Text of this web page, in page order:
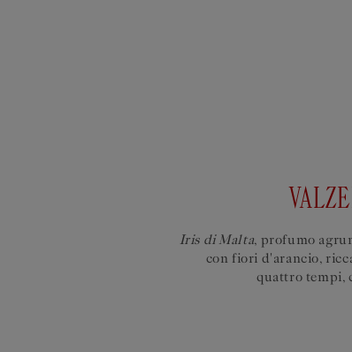
Iris di Malta, profumo
con fiori d'arancio,
quattro tempi,